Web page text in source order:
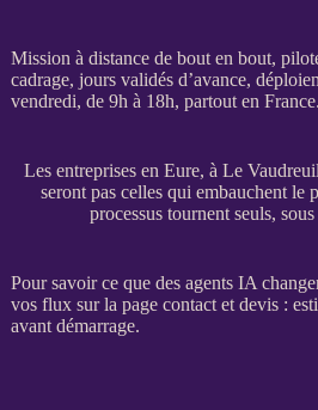
Mission à distance de bout en bout,
cadrage, jours validés d’avance,
vendredi, de 9h à 18h, partout en France.
Les entreprises en Eure, à Le
seront pas celles qui embauchent le
processus tournent seuls,
Pour savoir ce que des agents IA
vos fluxsur la page contact et devis:
avant démarrage.